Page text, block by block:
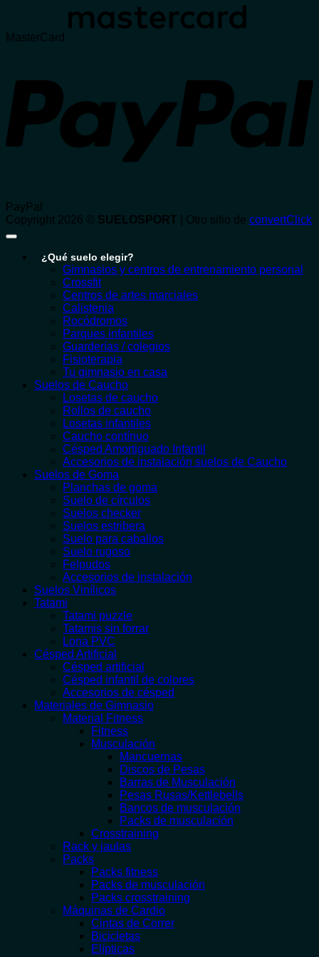
MasterCard
PayPal
Copyright 2026 © SUELOSPORT | Otro sitio de convertClick
¿Qué suelo elegir?
Gimnasios y centros de entrenamiento personal
Crossfit
Centros de artes marciales
Calistenia
Rocódromos
Parques infantiles
Guarderías / colegios
Fisioterapia
Tu gimnasio en casa
Suelos de Caucho
Losetas de caucho
Rollos de caucho
Losetas infantiles
Caucho contínuo
Césped Amortiguado Infantil
Accesorios de instalación suelos de Caucho
Suelos de Goma
Planchas de goma
Suelo de círculos
Suelos checker
Suelos estribera
Suelo para caballos
Suelo rugoso
Felpudos
Accesorios de instalación
Suelos Vinílicos
Tatami
Tatami puzzle
Tatamis sin forrar
Lona PVC
Césped Artificial
Césped artificial
Césped infantil de colores
Accesorios de césped
Materiales de Gimnasio
Material Fitness
Fitness
Musculación
Mancuernas
Discos de Pesas
Barras de Musculación
Pesas Rusas/Kettlebells
Bancos de musculación
Packs de musculación
Crosstraining
Rack y jaulas
Packs
Packs fitness
Packs de musculación
Packs crosstraining
Máquinas de Cardio
Cintas de Correr
Bicicletas
Elípticas